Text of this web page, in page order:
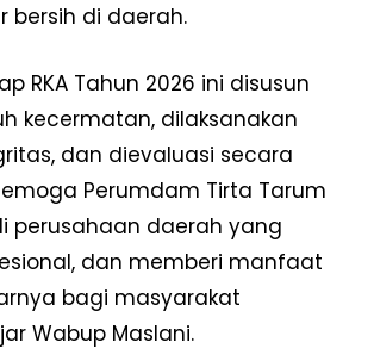
bersih di daerah.
RKA Tahun 2026 ini disusun
kecermatan, dilaksanakan
dan dievaluasi secara
Perumdam Tirta Tarum
perusahaan daerah yang
dan memberi manfaat
bagi masyarakat
Wabup Maslani.